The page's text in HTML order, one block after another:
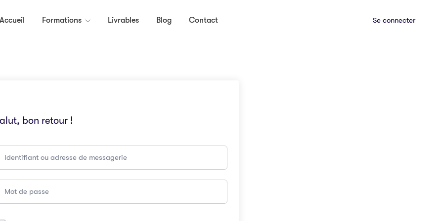
Formations Livrables Blog Contact Se connecter
bon retour !